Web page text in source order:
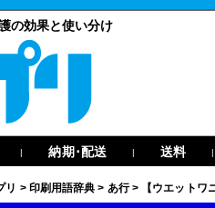
の効果と使い分け
| 納期･配送 | 送料 |
リ > 印刷用語辞典 > あ行> 【ウエットワ